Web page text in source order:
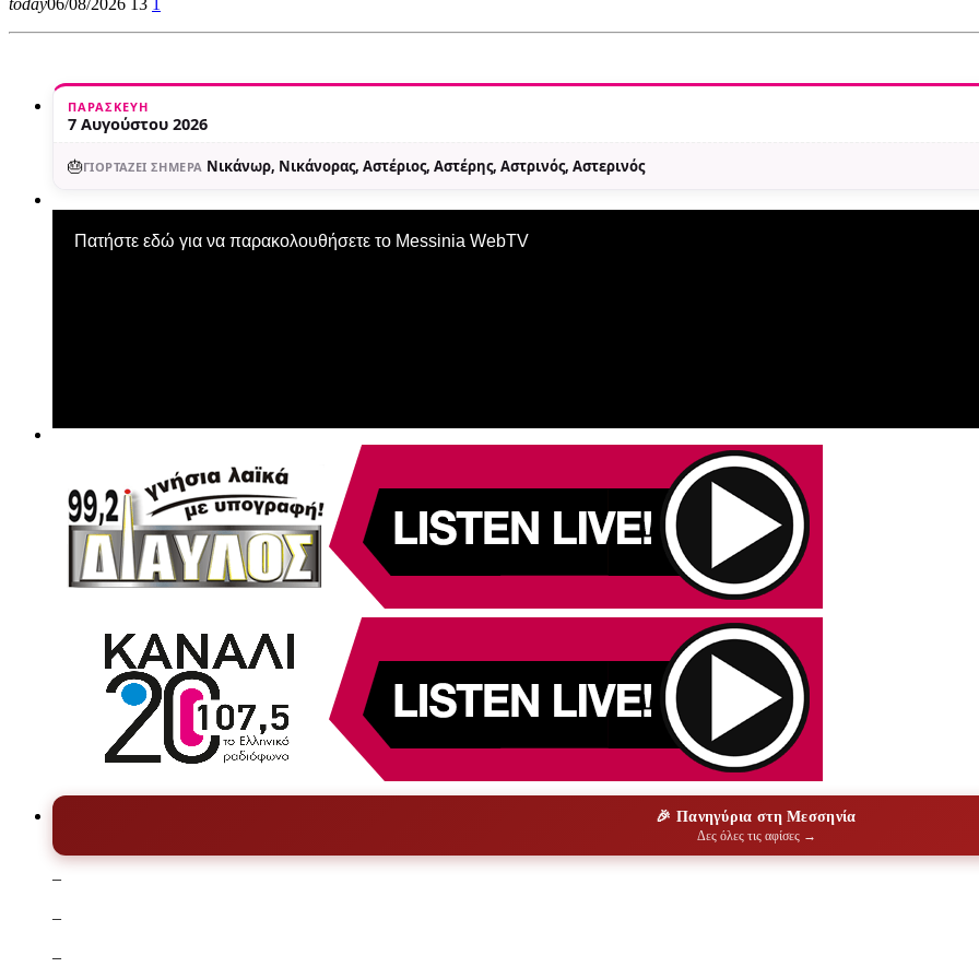
ΠΑΡΑΣΚΕΥΉ
7 Αυγούστου 2026
🎂ΓΙΟΡΤΆΖΕΙ ΣΉΜΕΡΑ Νικάνωρ, Νικάνορας, Αστέριος, Αστέρης, Αστρινός, Αστερινός
Πατήστε εδώ για να παρακολουθήσετε το Messinia WebTV
🎉 Πανηγύρια στη Μεσσηνία
Δες όλες τις αφίσες →
–
–
–